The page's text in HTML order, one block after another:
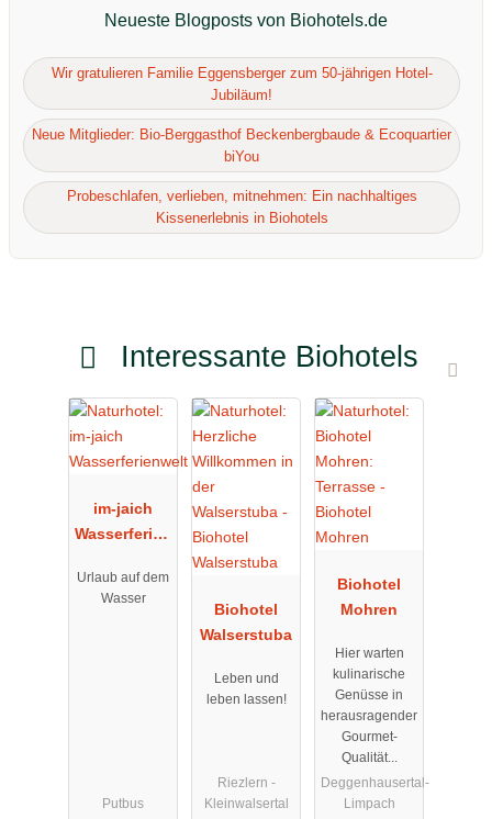
Interessante Biohotels
im-jaich
Wasserferien
Urlaub auf dem
Wasser
Putbus
Biohotel
Walserstuba
Leben und
leben lassen!
Riezlern -
Kleinwalsertal
Biohotel
Mohren
Hier warten
kulinarische
Genüsse in
herausragender
Gourmet-
Qualität...
Deggenhausertal-
Limpach
Neueste Blogposts von Biohotels.de
Wir gratulieren Familie Eggensberger zum 50-jährigen Hotel-
Jubiläum!
Neue Mitglieder: Bio-Berggasthof Beckenbergbaude & Ecoquartier
biYou
Probeschlafen, verlieben, mitnehmen: Ein nachhaltiges
Kissenerlebnis in Biohotels